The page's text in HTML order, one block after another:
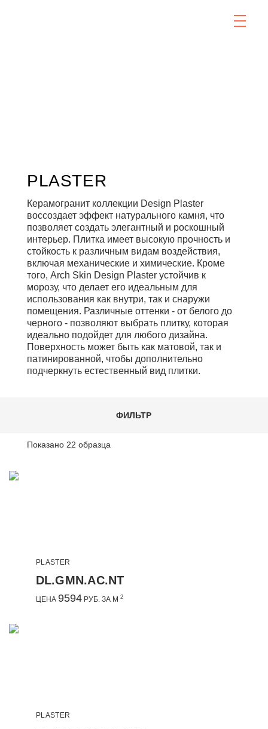
PLASTER
Керамогранит коллекции Design Plaster
воссоздает эффект натурального камня, что
позволяет создать элегантный и роскошный
интерьер. Плитка имеет высокую прочность и
стойкость к различным видам воздействия,
включая механические и химические. Кроме
того, Arch Skin Design Plaster устойчив к
морозу, что делает его идеальным для
использования как внутри, так и снаружи
помещения. Различные оттенки - от белого до
черного - позволяют выбрать плитку, которая
идеально подойдет для любого дизайна.
Поверхность может быть как матовой, так и
патинированной, чтобы дополнительно
подчеркнуть естественный вид плитки.
ФИЛЬТР
Показано 22образца
PLASTER
DL.GMN.AC.NT
ЦЕНА 9594РУБ. ЗА М 2
PLASTER